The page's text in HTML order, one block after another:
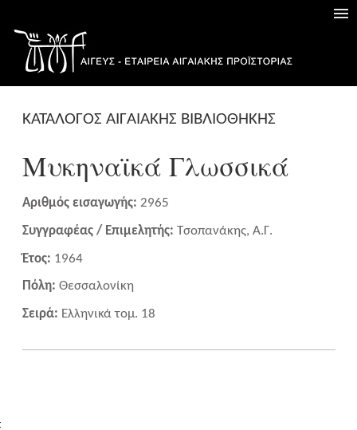
ΚΑΤΑΛΟΓΟΣ ΑΙΓΑΙΑΚΗΣ ΒΙΒΛΙΟΘΗΚΗΣ
Μυκηναϊκά Γλωσσικά
Αριθμός εισαγωγής: 2965
Συγγραφέας / Επιμελητής: Τσοπανάκης, Α.Γ.
Έτος: 1964
Πόλη: Θεσσαλονίκη
Σειρά: Ελληνικά τομ. 18